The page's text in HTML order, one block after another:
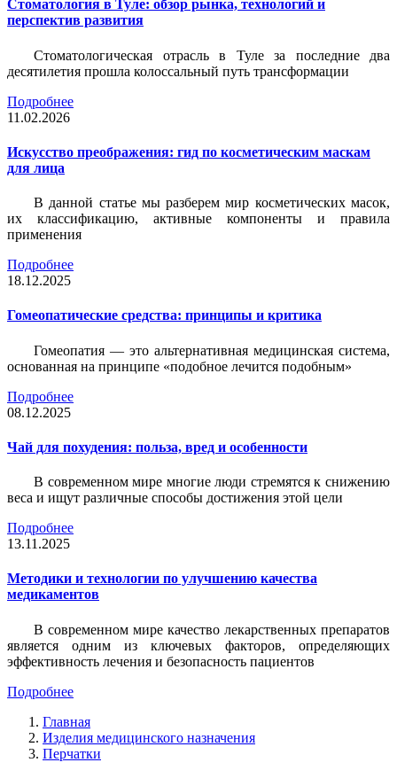
Стоматология в Туле: обзор рынка, технологий и
перспектив развития
Стоматологическая отрасль в Туле за последние два
десятилетия прошла колоссальный путь трансформации
Подробнее
11.02.2026
Искусство преображения: гид по косметическим маскам
для лица
В данной статье мы разберем мир косметических масок,
их классификацию, активные компоненты и правила
применения
Подробнее
18.12.2025
Гомеопатические средства: принципы и критика
Гомеопатия — это альтернативная медицинская система,
основанная на принципе «подобное лечится подобным»
Подробнее
08.12.2025
Чай для похудения: польза, вред и особенности
В современном мире многие люди стремятся к снижению
веса и ищут различные способы достижения этой цели
Подробнее
13.11.2025
Методики и технологии по улучшению качества
медикаментов
В современном мире качество лекарственных препаратов
является одним из ключевых факторов, определяющих
эффективность лечения и безопасность пациентов
Подробнее
Главная
Изделия медицинского назначения
Перчатки